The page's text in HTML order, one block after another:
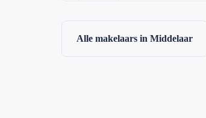
Alle makelaars in Middelaar